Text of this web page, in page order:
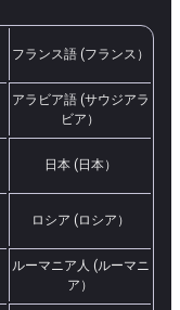
フランス語 (フランス）
アラビア語 (サウジアラ
ビア）
日本 (日本）
ロシア (ロシア）
ルーマニア人 (ルーマニ
ア）